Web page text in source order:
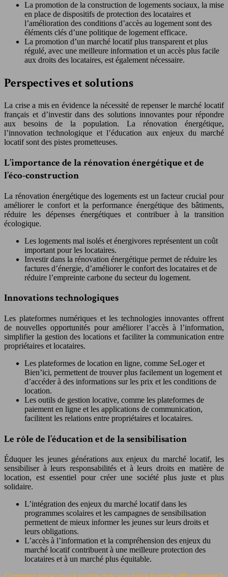
La promotion de la construction de logements sociaux, la mise
en place de dispositifs de protection des locataires et
l’amélioration des conditions d’accès au logement sont des
éléments clés d’une politique de logement efficace.
La promotion d’un marché locatif plus transparent et plus
régulé, avec une meilleure information et un accès plus facile
aux droits des locataires, est également nécessaire.
Perspectives et solutions
La crise a mis en évidence la nécessité de repenser le marché locatif
français et d’investir dans des solutions innovantes pour répondre
aux besoins de la population. La rénovation énergétique,
l’innovation technologique et l’éducation aux enjeux du marché
locatif sont des pistes prometteuses.
L’importance de la rénovation énergétique et de
l’éco-construction
La rénovation énergétique des logements est un facteur crucial pour
améliorer le confort et la performance énergétique des bâtiments,
réduire les dépenses énergétiques et contribuer à la transition
écologique.
Les logements mal isolés et énergivores représentent un coût
important pour les locataires.
Investir dans la rénovation énergétique permet de réduire les
factures d’énergie, d’améliorer le confort des locataires et de
réduire l’empreinte carbone du secteur du logement.
Innovations technologiques
Les plateformes numériques et les technologies innovantes offrent
de nouvelles opportunités pour améliorer l’accès à l’information,
simplifier la gestion des locations et faciliter la communication entre
propriétaires et locataires.
Les plateformes de location en ligne, comme SeLoger et
Bien’ici, permettent de trouver plus facilement un logement et
d’accéder à des informations sur les prix et les conditions de
location.
Les outils de gestion locative, comme les plateformes de
paiement en ligne et les applications de communication,
facilitent les relations entre propriétaires et locataires.
Le rôle de l’éducation et de la sensibilisation
Éduquer les jeunes générations aux enjeux du marché locatif, les
sensibiliser à leurs responsabilités et à leurs droits en matière de
location, est essentiel pour créer une société plus juste et plus
solidaire.
L’intégration des enjeux du marché locatif dans les
programmes scolaires et les campagnes de sensibilisation
permettent de mieux informer les jeunes sur leurs droits et
leurs obligations.
L’accès à l’information et la compréhension des enjeux du
marché locatif contribuent à une meilleure protection des
locataires et à un marché plus équitable.